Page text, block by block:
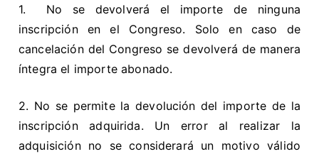
1. No se devolverá el importe de ninguna
inscripción en el Congreso. Solo en caso de
cancelación del Congreso se devolverá de manera
íntegra el importe abonado.
2. No se permite la devolución del importe de la
inscripción adquirida. Un error al realizar la
adquisición no se considerará un motivo válido